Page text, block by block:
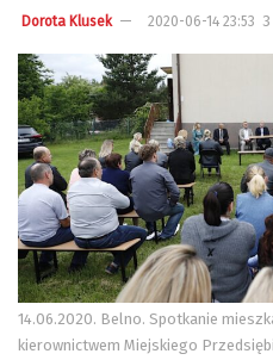
Dorota Klusek 2020-06-14 23:53
14.06.2020. Belno. Spotkanie
kierownictwem Miejskiego